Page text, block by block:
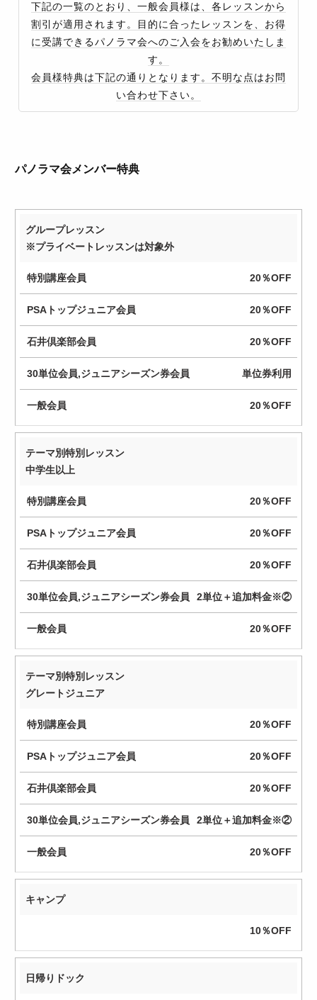
下記の一覧のとおり、一般会員様は、各レッスンから
割引が適用されます。目的に合ったレッスンを、お得
に受講できるパノラマ会へのご入会をお勧めいたしま
す。
会員様特典は下記の通りとなります。不明な点はお問
い合わせ下さい。
パノラマ会メンバー特典
特
講
座
会
員
PSA
ト
ジ
会
井
倶
楽
部
会
員
30
単
会
ジ
ニ
ン
券
般
グループレッスン
※プライベートレッスンは対象外
20％OFF
20％OFF
20％OFF
単位券利用
20％OFF
テーマ別特別レッスン
中学生以上
20％OFF
20％OFF
20％OFF
2単位＋追加料金※②
20％OFF
テーマ別特別レッスン
グレートジュニア
20％OFF
20％OFF
20％OFF
2単位＋追加料金※②
20％OFF
キャンプ
10％OFF
日帰りドック